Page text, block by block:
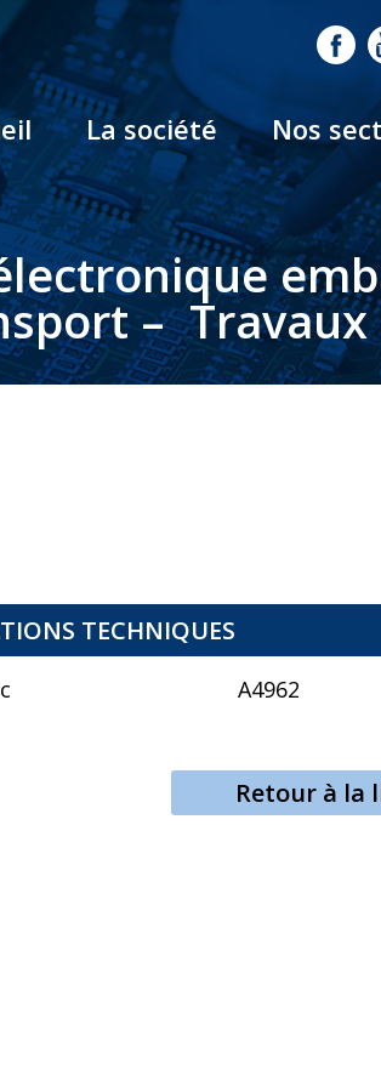
La société Nos
– Travaux
TECHNIQUES
A4962
Retour à la